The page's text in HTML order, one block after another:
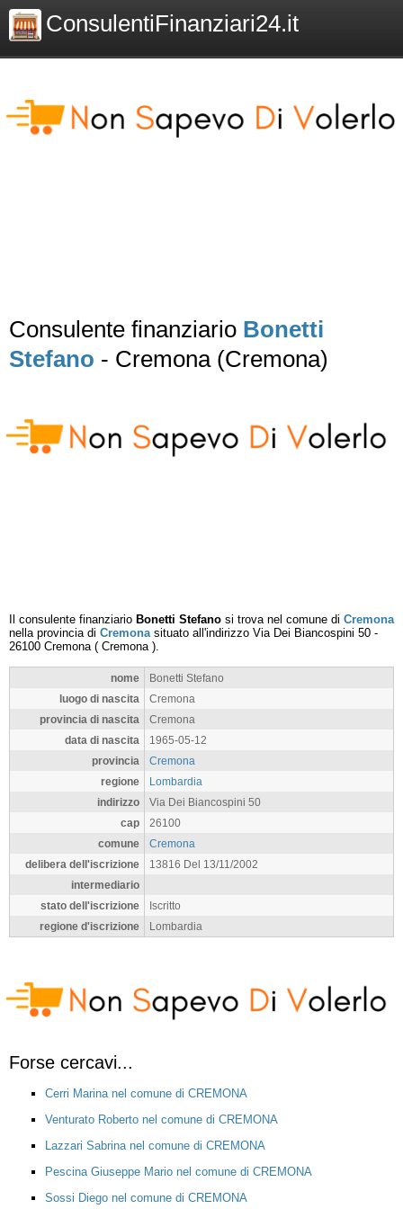
ConsulentiFinanziari24.it
Consulente finanziario Bonetti
Stefano - Cremona (Cremona)
Il consulente finanziario Bonetti Stefano si trova nel comune di Cremona
nella provincia di Cremonasituato all'indirizzo Via Dei Biancospini 50 -
26100 Cremona( Cremona).
nome
Bonetti Stefano
luogo di nascita
Cremona
provincia di nascita
Cremona
data di nascita
1965-05-12
provincia
Cremona
regione
Lombardia
indirizzo
Via Dei Biancospini 50
cap
26100
comune
Cremona
delibera dell'iscrizione
13816 Del 13/11/2002
intermediario
stato dell'iscrizione
Iscritto
regione d'iscrizione
Lombardia
Forse cercavi...
Cerri Marina nel comune di CREMONA
Venturato Roberto nel comune di CREMONA
Lazzari Sabrina nel comune di CREMONA
Pescina Giuseppe Mario nel comune di CREMONA
Sossi Diego nel comune di CREMONA